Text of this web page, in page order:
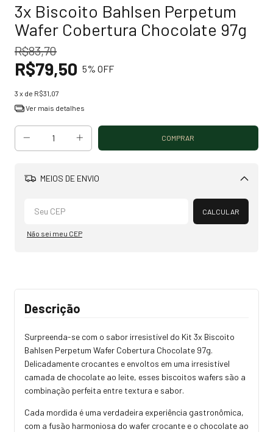
3x Biscoito Bahlsen Perpetum
Wafer Cobertura Chocolate 97g
R$83,70
R$79,50 5% OFF
3 x de R$31,07
Ver mais detalhes
MEIOS DE ENVIO
Alterar CEP
CALCULAR
Não sei meu CEP
Descrição
Surpreenda-se com o sabor irresistível do Kit 3x Biscoito
Bahlsen Perpetum Wafer Cobertura Chocolate 97g.
Delicadamente crocantes e envoltos em uma irresistível
camada de chocolate ao leite, esses biscoitos wafers são a
combinação perfeita entre textura e sabor.
Cada mordida é uma verdadeira experiência gastronômica,
com a fusão harmoniosa do wafer crocante e o chocolate ao